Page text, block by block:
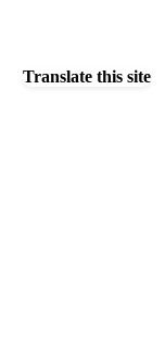
Translate this site